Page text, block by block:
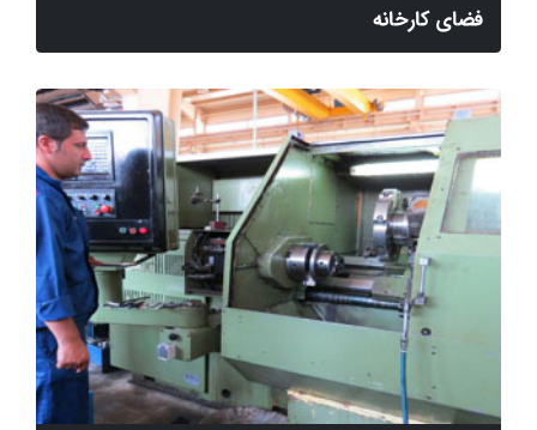
فضای کارخانه